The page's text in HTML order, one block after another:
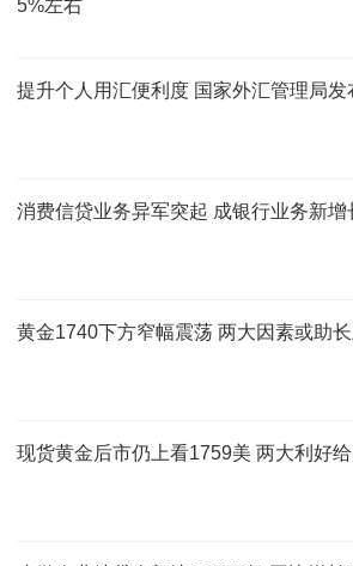
5%左右
提升个人用汇便利度 国家外汇管理局发
消费信贷业务异军突起 成银行业务新增
黄金1740下方窄幅震荡 两大因素或助
现货黄金后市仍上看1759美 两大利好